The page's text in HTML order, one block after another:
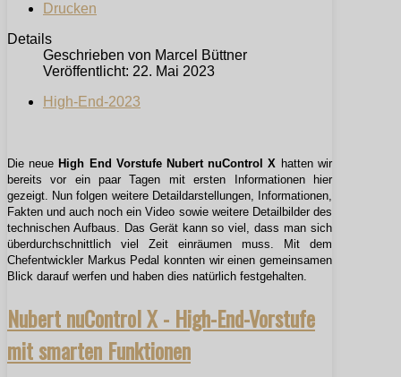
Drucken
Details
Geschrieben von Marcel Büttner
Veröffentlicht: 22. Mai 2023
High-End-2023
Die neue High End Vorstufe Nubert nuControl X hatten wir
bereits vor ein paar Tagen mit ersten Informationen hier
gezeigt. Nun folgen weitere Detaildarstellungen, Informationen,
Fakten und auch noch ein Video sowie weitere Detailbilder des
technischen Aufbaus. Das Gerät kann so viel, dass man sich
überdurchschnittlich viel Zeit einräumen muss. Mit dem
Chefentwickler Markus Pedal konnten wir einen gemeinsamen
Blick darauf werfen und haben dies natürlich festgehalten.
Nubert nuControl X - High-End-Vorstufe
mit smarten Funktionen